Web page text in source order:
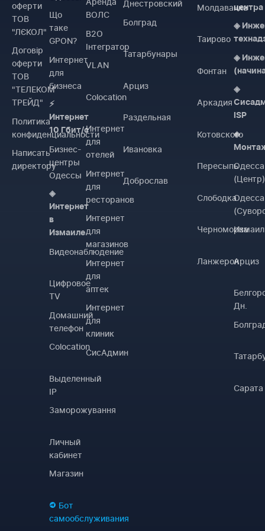
оферти
ТОВ
"ЛЄКОЛ"
Договiр
оферти
ТОВ
"ТЕЛЕКОМ
ТРЕЙД"
Политика
конфиденциальности
Написать
директору
Що
таке
GPON?
Интернет
для
бизнеса
⚡
Интернет
10 Гбит/с
Бизнес-
центры
Одессы
◈
Интернет
в
Измаиле
Видеонаблюдение
Цифровое
TV
Домашний
телефон
Colocation
Выделенный
IP
Заморожування
Личный
кабинет
Магазин
Бот
самообслуживания
ВОЛС
B2O
Інтегратор
VLAN
Colocation
Интернет
для
отелей
Интернет
для
ресторанов
Интернет
для
магазинов
Интернет
для
аптек
Интернет
для
клиник
СисАдмин
Днестровский
Болград
Татарбунары
Арциз
Раздельная
Ивановка
Доброслав
Молдаванка
Таирово
Фонтан
Аркадия
Котовского
Пересыпь
Слободка
Черноморка
Ланжерон
центра
◈
◈
◈
ISP
◈
Одесса
(Центр)
Одесса
Измаил
Арциз
Дн.
Сарата